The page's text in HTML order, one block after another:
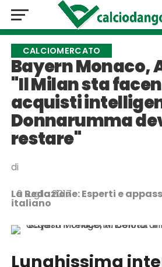
CALCIOMERCATO
Bayern Monaco,
"Il Milan sta
acquisti
Donnarumma
restare"
di
La Redazione: Esperti e
italiano
9 Luglio 2017
Lunghissima